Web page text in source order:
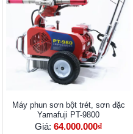
Máy phun sơn bột trét, sơn đặc
Yamafuji PT-9800
Giá: 64.000.000₫